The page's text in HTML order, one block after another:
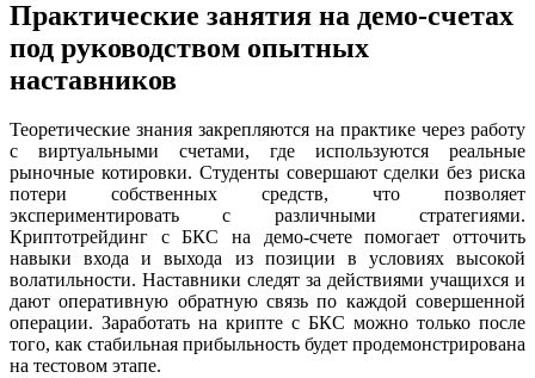
Практические занятия на демо-счетах
под руководством опытных
наставников
Теоретические знания закрепляются на практике через работу
с виртуальными счетами, где используются реальные
рыночные котировки. Студенты совершают сделки без риска
потери собственных средств, что позволяет
экспериментировать с различными стратегиями.
Криптотрейдинг с БКС на демо-счете помогает отточить
навыки входа и выхода из позиции в условиях высокой
волатильности. Наставники следят за действиями учащихся и
дают оперативную обратную связь по каждой совершенной
операции. Заработать на крипте с БКС можно только после
того, как стабильная прибыльность будет продемонстрирована
на тестовом этапе.